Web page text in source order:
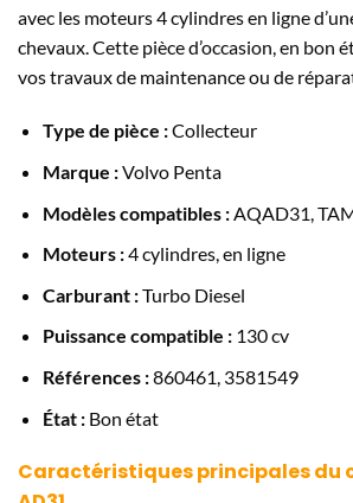
avec les moteurs 4 cylindres en ligne
chevaux. Cette pièce d’occasion, en bon
vos travaux de maintenance ou de
Type de pièce :Collecteur
Marque :Volvo Penta
Modèles compatibles :AQAD31,
Moteurs :4 cylindres, en ligne
Carburant :Turbo Diesel
Puissance compatible :130 cv
Références :860461, 3581549
État :Bon état
Caractéristiques principales du